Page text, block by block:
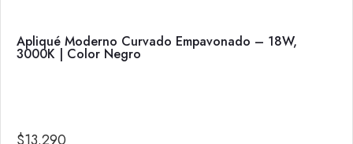
Apliqué Moderno Curvado Empavonado – 18W,
3000K | Color Negro